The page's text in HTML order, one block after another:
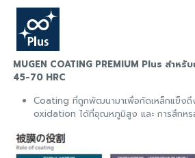
MUGEN COATING PREMIUM Plus สำห
45-70 HRC
Coating ที่ถูกพัฒนามาเพื่อกัดเหล็กแข็งถึ
oxidation ได้ที่อุณหภูมิสูง และ การสึกหร